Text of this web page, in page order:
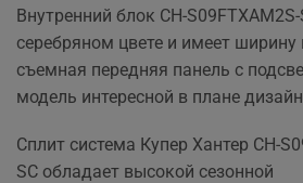
Внутренний блок CH-S09FTXAM2S-
серебряном цвете и имеет ширину
съемная передняя панель с
модель интересной в плане
Сплит система Купер Хантер CH-
SC обладает высокой сезонной